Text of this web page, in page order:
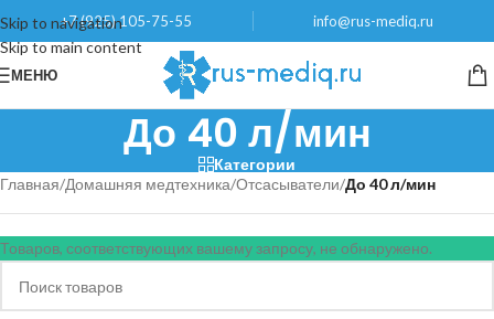
Skip to navigation
Skip to main content
+7 (925) 105-75-55 info@rus-mediq.ru
МЕНЮ
До 40 л/мин
Категории
Главная/Домашняя медтехника/Отсасыватели/До 40 л/мин
Товаров, соответствующих вашему запросу, не обнаружено.